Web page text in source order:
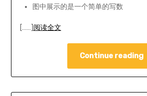
图中展示的是一个简单的写数
[……] 阅读全文
Continue reading